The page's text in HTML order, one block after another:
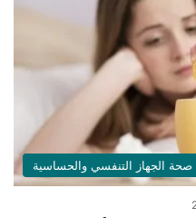
صحة الجهاز التنفسي والحساسية